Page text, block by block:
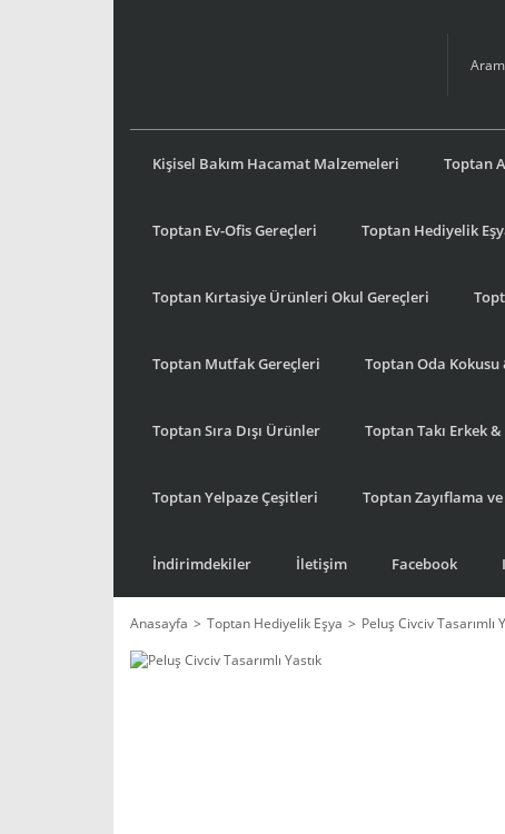
Kişisel Bakım Hacamat Malzemeleri Toptan
Toptan Ev-Ofis Gereçleri Toptan Hediyelik
Toptan Kırtasiye Ürünleri Okul Gereçleri
Toptan Mutfak Gereçleri Toptan Oda
Toptan Sıra Dışı Ürünler Toptan Takı Erkek
Toptan Yelpaze Çeşitleri Toptan Zayıflama
İndirimdekiler İletişim Facebook
Anasayfa Toptan Hediyelik Eşya Peluş Civciv Tasarımlı